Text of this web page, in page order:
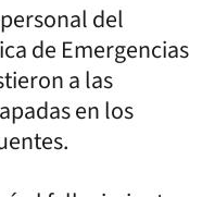
del
de Emergencias
a las
en los